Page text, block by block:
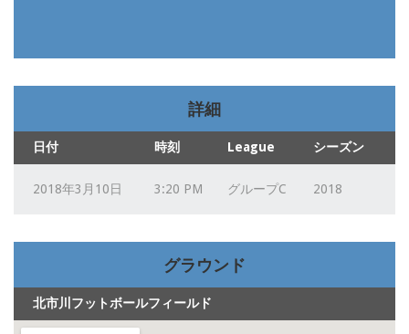
詳細
日付 時刻 League シーズン
2018年3月10日 3:20 PM グループC 2018
グラウンド
北市川フットボールフィールド